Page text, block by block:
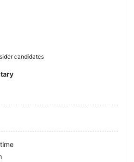
candidates